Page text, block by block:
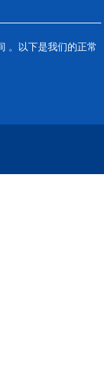
。以下是我们的正常